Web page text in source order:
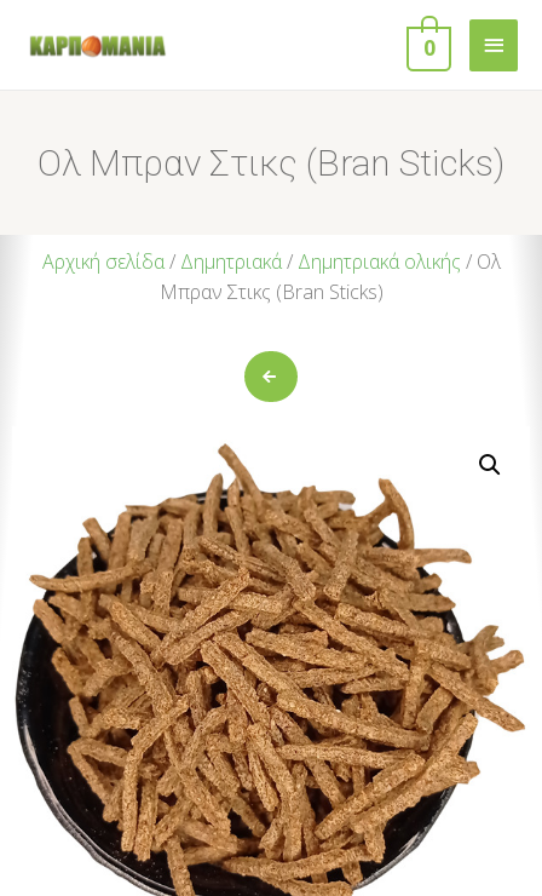
0
Ολ Μπραν Στικς (Bran Sticks)
Αρχική σελίδα/ Δημητριακά/ Δημητριακά ολικής / Ολ
Μπραν Στικς (Bran Sticks)